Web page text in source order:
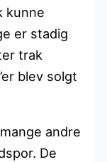
kunne
er stadig
trak
blev solgt
andre
De